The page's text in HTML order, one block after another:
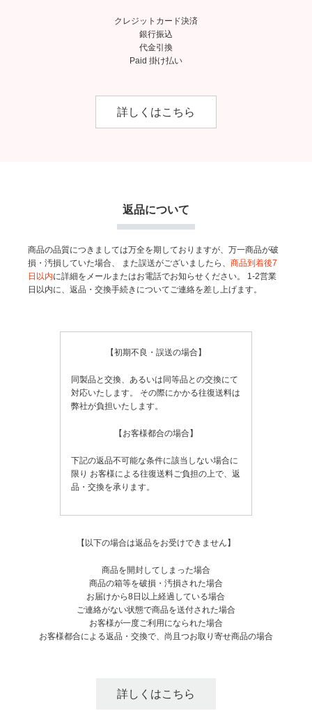
クレジットカード決済
銀行振込
代金引換
Paid 掛け払い
詳しくはこちら
返品について
商品の品質につきましては万全を期しておりますが、万一商品が破
損・汚損していた場合、
また誤送がございましたら、商品到着後7
日以内に詳細をメールまたはお電話でお知らせください。
1-2営業
日以内に、返品・交換手続きについてご連絡を差し上げます。
【初期不良・誤送の場合】
同製品と交換、あるいは同等品との交換にて
対応いたします。
その際にかかる往復送料は
弊社が負担いたします。
【お客様都合の場合】
下記の返品不可能な条件に該当しない場合に
限り お客様による往復送料ご負担の上で、返
品・交換を承ります。
【以下の場合は返品をお受けできません】
商品を開封してしまった場合
商品の箱等を破損・汚損された場合
お届けから8日以上経過している場合
ご連絡がない状態で商品を送付された場合
お客様が一度ご利用になられた場合
お客様都合による返品・交換で、尚且つお取り寄せ商品の場合
詳しくはこちら